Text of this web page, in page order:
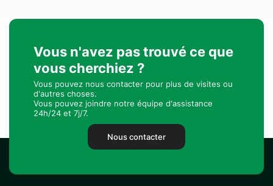
Vous n'avez pas trouvé ce que
vous cherchiez ?
Vous pouvez nous contacter pour plus de visites ou
d'autres choses.
Vous pouvez joindre notre équipe d'assistance
24h/24 et 7j/7.
Nous contacter